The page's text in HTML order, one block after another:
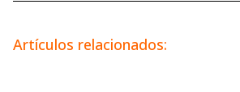
Artículos relacionados: